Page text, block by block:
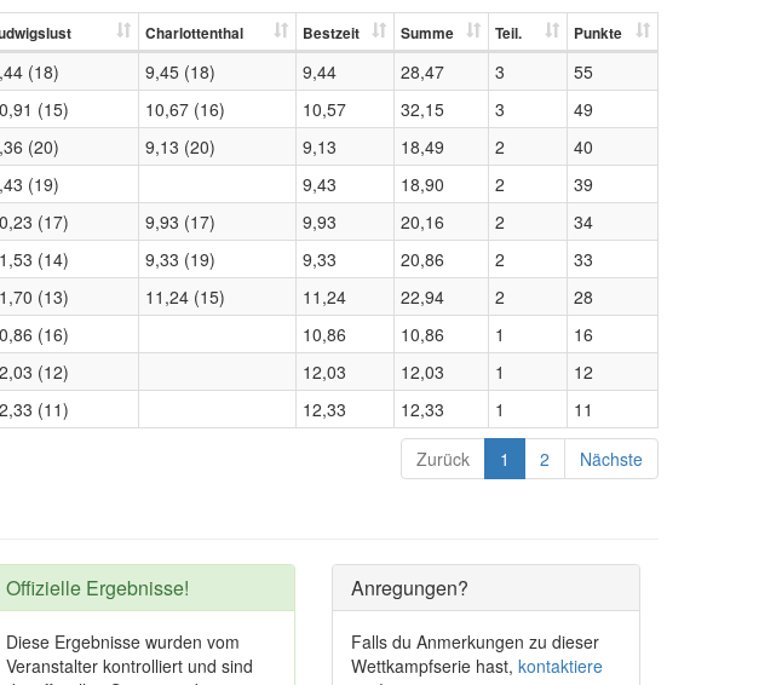
Charlottenthal Bestzeit Summe Teil. Punkte
(18) 9,45 (18) 9,44 28,47 3
55
(15) 10,67 (16) 10,57 32,15 3
49
(20) 9,13 (20) 9,13 18,49 2
40
(19) 9,43 18,90 2
39
(17) 9,93 (17) 9,93 20,16 2
34
(14) 9,33 (19) 9,33 20,86 2
33
(13) 11,24 (15) 11,24 22,94 2
28
(16) 10,86 10,86 1
16
(12) 12,03 12,03 1
12
(11) 12,33 12,33 1
11
Zurück 1 2 Nächste
Anregungen?
Falls du Anmerkungen zu dieser
Wettkampfserie hast, kontaktiere
Offizielle Ergebnisse!
Diese Ergebnisse wurden vom
Veranstalter kontrolliert und sind